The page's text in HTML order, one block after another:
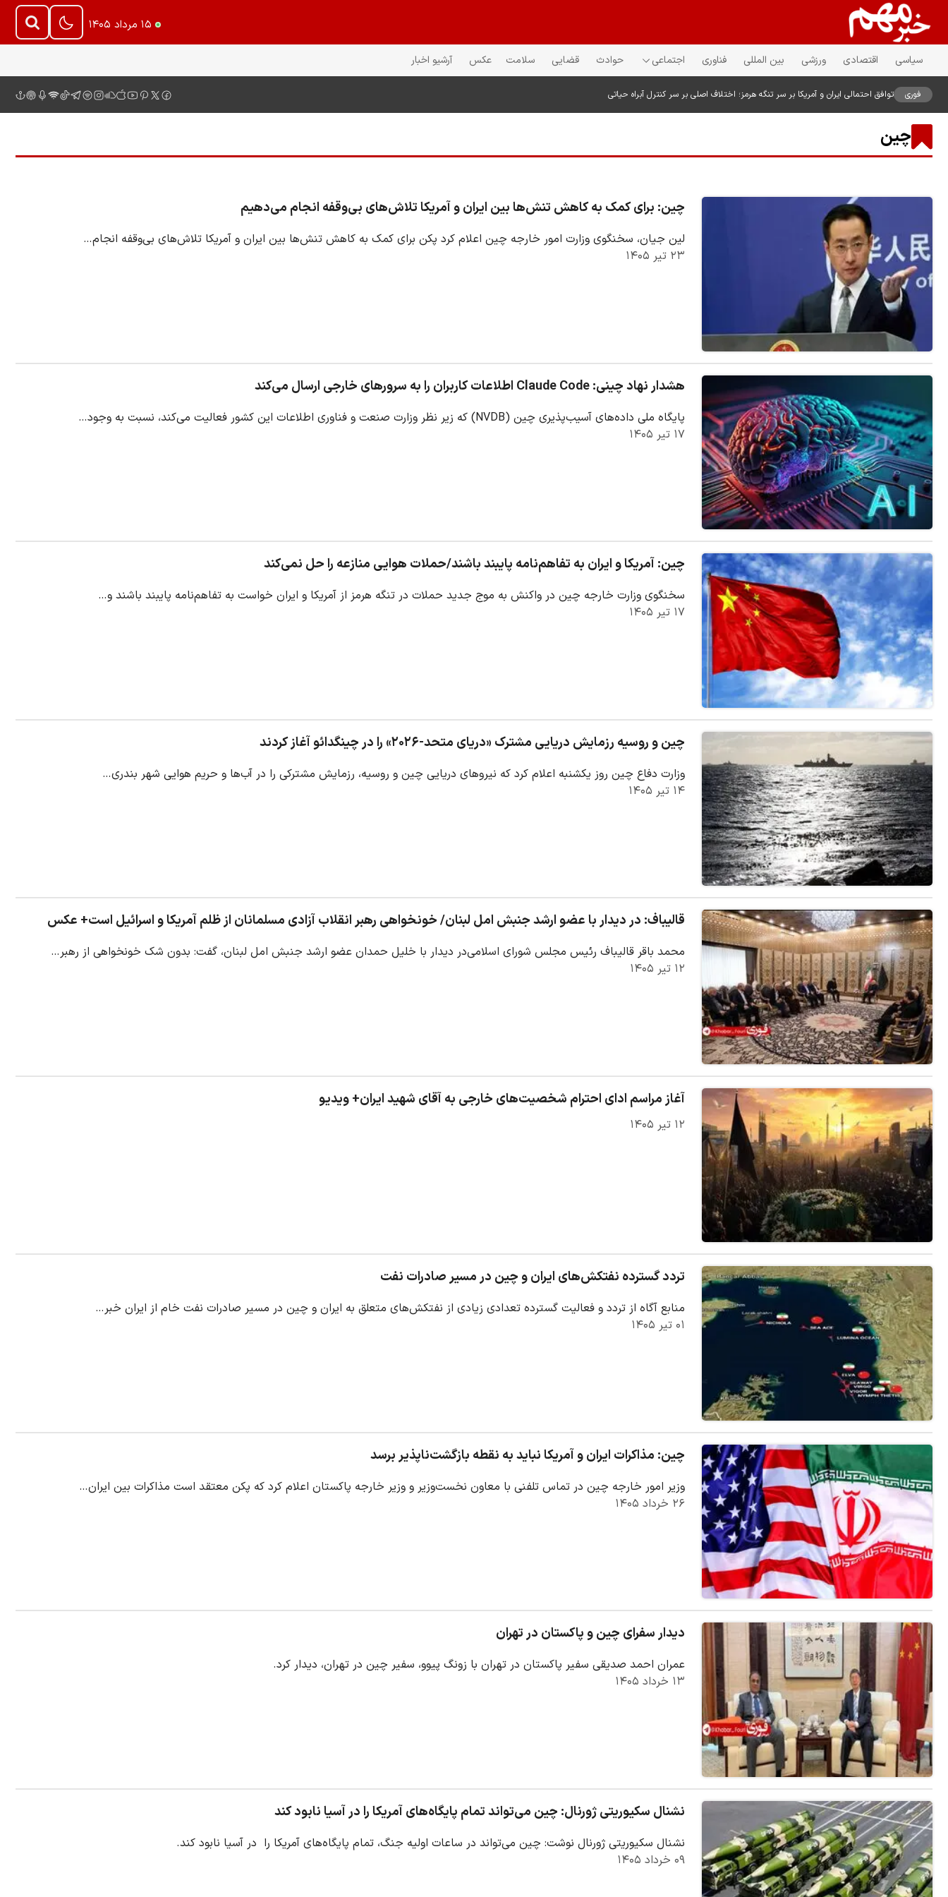
۱۵ مرداد ۱۴۰۵
سیاسی اقتصادی ورزشی بین المللی فناوری اجتماعی حوادث قضایی سلامت عکس آرشیو اخبار
فوری توافق احتمالی ایران و آمریکا بر سر تنگه هرمز؛ اختلاف اصلی بر سر کنترل آبراه حیاتی
چین
چین: برای کمک به کاهش تنش‌ها بین ایران و آمریکا تلاش‌های بی‌وقفه انجام می‌دهیم
لین جیان، سخنگوی وزارت امور خارجه چین اعلام کرد پکن برای کمک به کاهش تنش‌ها بین ایران و آمریکا تلاش‌های بی‌وقفه انجام…
۲۳ تیر ۱۴۰۵
هشدار نهاد چینی: Claude Code اطلاعات کاربران را به سرورهای خارجی ارسال می‌کند
پایگاه ملی داده‌های آسیب‌پذیری چین (NVDB) که زیر نظر وزارت صنعت و فناوری اطلاعات این کشور فعالیت می‌کند، نسبت به وجود…
۱۷ تیر ۱۴۰۵
چین: آمریکا و ایران به تفاهم‌نامه پایبند باشند/حملات هوایی منازعه را حل نمی‌کند
سخنگوی وزارت خارجه چین در واکنش به موج جدید حملات در تنگه هرمز از آمریکا و ایران خواست به تفاهم‌نامه پایبند باشند و…
۱۷ تیر ۱۴۰۵
چین و روسیه رزمایش دریایی مشترک «دریای متحد-۲۰۲۶» را در چینگدائو آغاز کردند
وزارت دفاع چین روز یکشنبه اعلام کرد که نیروهای دریایی چین و روسیه، رزمایش مشترکی را در آب‌ها و حریم هوایی شهر بندری…
۱۴ تیر ۱۴۰۵
قالیباف: در دیدار با عضو ارشد جنبش امل لبنان/ خونخواهی رهبر انقلاب آزادی مسلمانان از ظلم آمریکا و اسرائیل است+ عکس
محمد باقر قالیباف رئیس مجلس شورای اسلامی‌در دیدار با خلیل حمدان عضو ارشد جنبش امل لبنان، گفت: بدون شک خونخواهی از رهبر…
۱۲ تیر ۱۴۰۵
آغاز مراسم ادای احترام شخصیت‌های خارجی به آقای شهید ایران+ ویدیو
۱۲ تیر ۱۴۰۵
تردد گسترده نفتکش‌های ایران و چین در مسیر صادرات نفت
منابع آگاه از تردد و فعالیت گسترده تعدادی زیادی از نفتکش‌های متعلق به ایران و چین در مسیر صادرات نفت خام از ایران خبر…
۰۱ تیر ۱۴۰۵
چین: مذاکرات ایران و آمریکا نباید به نقطه بازگشت‌ناپذیر برسد
وزیر امور خارجه چین در تماس تلفنی با معاون نخست‌وزیر و وزیر خارجه پاکستان اعلام کرد که پکن معتقد است مذاکرات بین ایران…
۲۶ خرداد ۱۴۰۵
دیدار سفرای چین و پاکستان در تهران
عمران احمد صدیقی سفیر پاکستان در تهران با زونگ پیوو، سفیر چین در تهران، دیدار کرد.
۱۳ خرداد ۱۴۰۵
نشنال سکیوریتی ژورنال: چین می‌تواند تمام پایگاه‌های آمریکا را در آسیا نابود کند
نشنال سکیوریتی ژورنال نوشت: چین می‌تواند در ساعات اولیه جنگ، تمام پایگاه‌های آمریکا را در آسیا نابود کند.
۰۹ خرداد ۱۴۰۵